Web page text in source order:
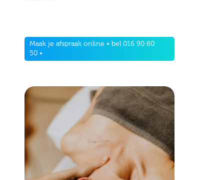
Maak je afspraak online • bel 016 90 80
50 •